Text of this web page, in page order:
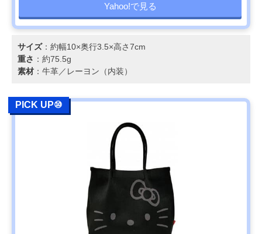
Yahoo!で見る
サイズ：約幅10×奥行3.5×高さ7cm
重さ ：約75.5g
素材 ：牛革／レーヨン（内装）
PICK UP⑩